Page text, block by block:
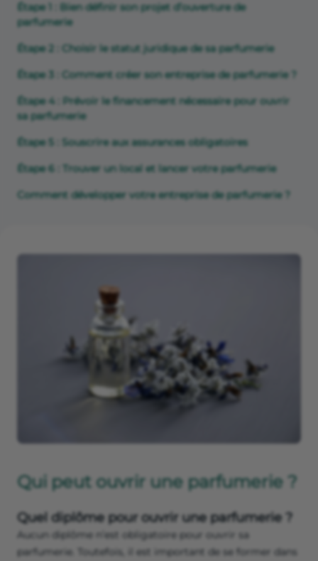
Étape 1 : Bien définir son projet d’ouverture de
parfumerie
Étape 2 : Choisir le statut juridique de sa parfumerie
Étape 3 : Comment créer son entreprise de parfumerie ?
Étape 4 : Prévoir le financement nécessaire pour ouvrir
sa parfumerie
Étape 5 : Souscrire aux assurances obligatoires
Étape 6 : Trouver un local et lancer votre parfumerie
Comment développer votre entreprise de parfumerie ?
Qui peut ouvrir une parfumerie ?
Quel diplôme pour ouvrir une parfumerie ?
Aucun diplôme n’est obligatoire pour ouvrir sa
parfumerie. Toutefois, il est important de se former dans